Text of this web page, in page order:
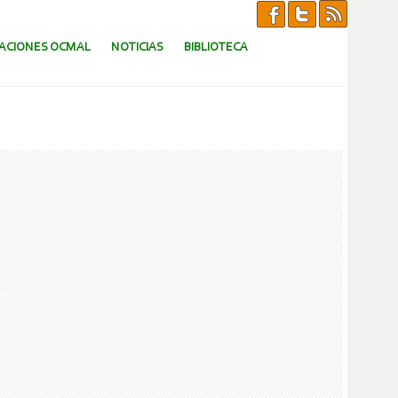
OCMAL NOTICIAS BIBLIOTECA